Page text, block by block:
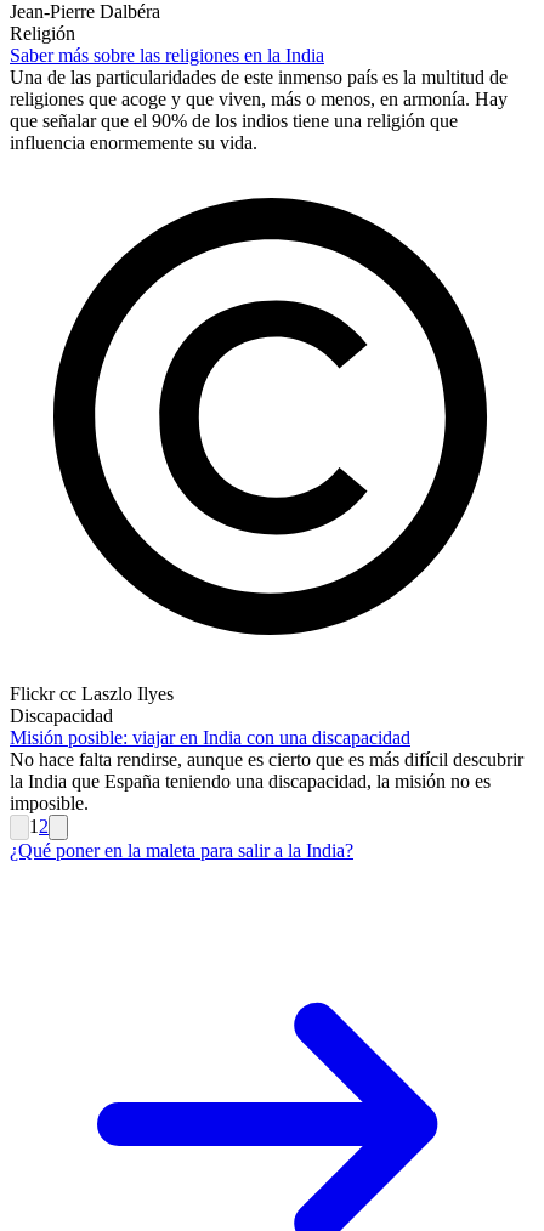
Jean-Pierre Dalbéra
Religión
Saber más sobre las religiones en la India
Una de las particularidades de este inmenso país es la multitud de
religiones que acoge y que viven, más o menos, en armonía. Hay
que señalar que el 90% de los indios tiene una religión que
influencia enormemente su vida.
Flickr cc Laszlo Ilyes
Discapacidad
Misión posible: viajar en India con una discapacidad
No hace falta rendirse, aunque es cierto que es más difícil descubrir
la India que España teniendo una discapacidad, la misión no es
imposible.
1 2
¿Qué poner en la maleta para salir a la India?